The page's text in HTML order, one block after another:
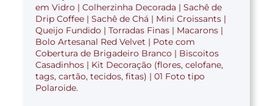
em Vidro | Colherzinha Decorada | Sachê de
Drip Coffee | Sachê de Chá | Mini Croissants |
Queijo Fundido | Torradas Finas | Macarons |
Bolo Artesanal Red Velvet | Pote com
Cobertura de Brigadeiro Branco | Biscoitos
Casadinhos | Kit Decoração (flores, celofane,
tags, cartão, tecidos, fitas) | 01 Foto tipo
Polaroide.